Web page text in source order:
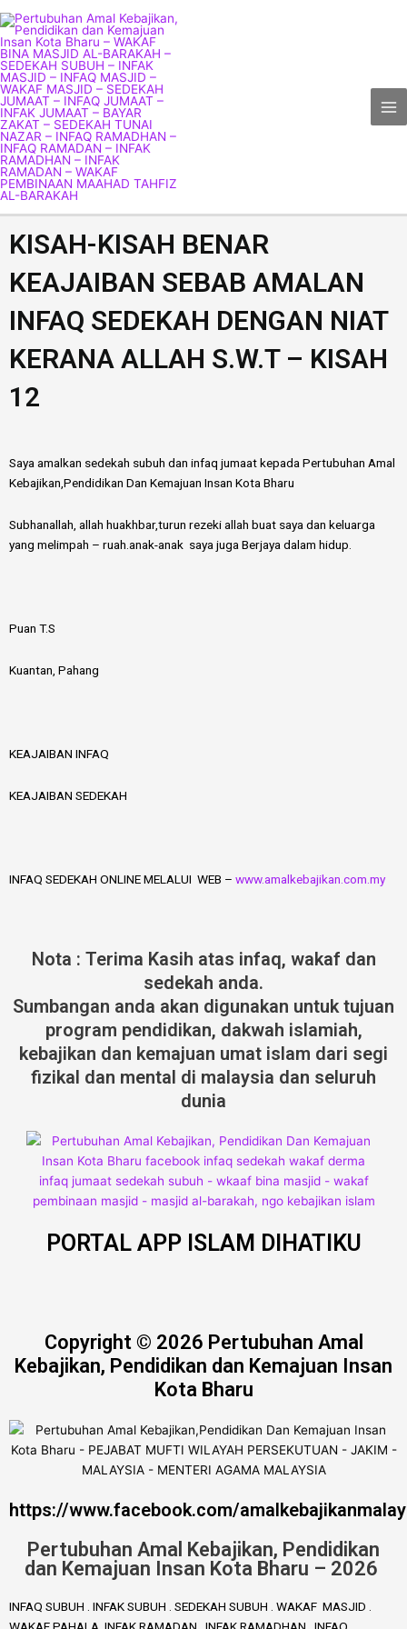
to
content
KISAH-KISAH BENAR
KEAJAIBAN SEBAB AMALAN
INFAQ SEDEKAH DENGAN NIAT
KERANA ALLAH S.W.T – KISAH
12
Saya amalkan sedekah subuh dan infaq jumaat kepada Pertubuhan Amal
Kebajikan,Pendidikan Dan Kemajuan Insan Kota Bharu
Subhanallah, allah huakhbar,turun rezeki allah buat saya dan keluarga
yang melimpah – ruah.anak-anak saya juga Berjaya dalam hidup.
Puan T.S
Kuantan, Pahang
KEAJAIBAN INFAQ
KEAJAIBAN SEDEKAH
INFAQ SEDEKAH ONLINE MELALUI WEB – www.amalkebajikan.com.my
Nota : Terima Kasih atas infaq, wakaf dan
sedekah anda.
Sumbangan anda akan digunakan untuk tujuan
program pendidikan, dakwah islamiah,
kebajikan dan kemajuan umat islam dari segi
fizikal dan mental di malaysia dan seluruh
dunia
PORTAL APP ISLAM DIHATIKU
Copyright © 2026 Pertubuhan Amal
Kebajikan, Pendidikan dan Kemajuan Insan
Kota Bharu
https://www.facebook.com/
Pertubuhan Amal Kebajikan, Pendidikan
dan Kemajuan Insan Kota Bharu – 2026
INFAQ SUBUH . INFAK SUBUH . SEDEKAH SUBUH . WAKAF MASJID .